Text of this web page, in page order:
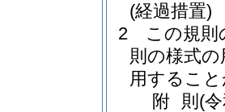
(経過措置)
2
この規則
則の様式
用するこ
附 則 (